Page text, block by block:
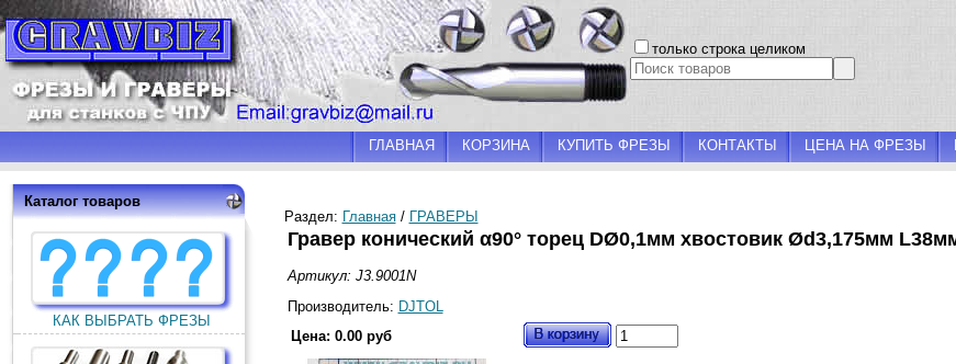
только строка целиком
ГЛАВНАЯ КОРЗИНА КУПИТЬ ФРЕЗЫ КОНТАКТЫ ЦЕНА НА ФРЕЗЫ
Каталог товаров
КАК ВЫБРАТЬ ФРЕЗЫ
Раздел: Главная/ ГРАВЕРЫ
Гравер конический α90° торец DØ0,1мм хвостовик Ød3,175мм
Артикул: J3.9001N
Производитель: DJTOL
Цена: 0.00 руб